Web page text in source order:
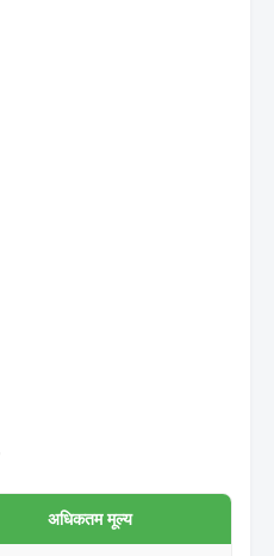
अधिकतम मूल्य